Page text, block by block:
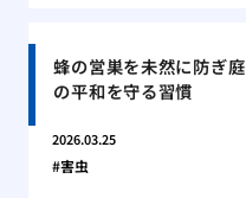
蜂の営巣を未然に防ぎ庭
の平和を守る習慣
2026.03.25
害虫